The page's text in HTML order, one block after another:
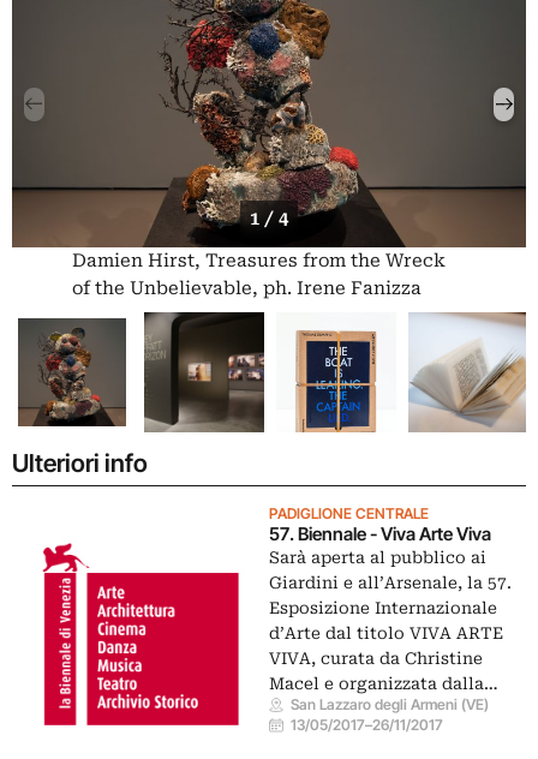
1 / 4
Damien Hirst, Treasures from the Wreck
of the Unbelievable, ph. Irene Fanizza
Ulteriori info
PADIGLIONE CENTRALE
57. Biennale - Viva Arte Viva
Sarà aperta al pubblico ai
Giardini e all’Arsenale, la 57.
Esposizione Internazionale
d’Arte dal titolo VIVA ARTE
VIVA, curata da Christine
Macel e organizzata dalla…
San Lazzaro degli Armeni (VE)
13/05/2017–26/11/2017